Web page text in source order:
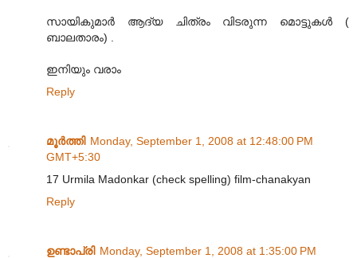
സായികുമാര്‍ ആദ്യ ചിത്രം വിടരുന്ന മൊട്ടുകള്‍ (
ബാലതാരം) .
ഇനിയും വരാം
Reply
മൂര്‍ത്തി Monday, September 1, 2008 at 12:48:00 PM
GMT+5:30
17 Urmila Madonkar (check spelling) film-chanakyan
Reply
ഉണ്ടാപ്രി Monday, September 1, 2008 at 1:35:00 PM